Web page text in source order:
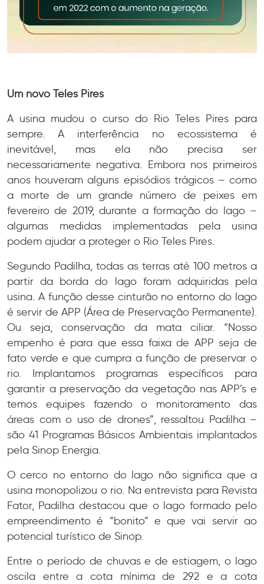
Um novo Teles Pires
A usina mudou o curso do Rio Teles Pires para
sempre. A interferência no ecossistema é
inevitável, mas ela não precisa ser
necessariamente negativa. Embora nos primeiros
anos houveram alguns episódios trágicos – como
a morte de um grande número de peixes em
fevereiro de 2019, durante a formação do lago –
algumas medidas implementadas pela usina
podem ajudar a proteger o Rio Teles Pires.
Segundo Padilha, todas as terras até 100 metros a
partir da borda do lago foram adquiridas pela
usina. A função desse cinturão no entorno do lago
é servir de APP (Área de Preservação Permanente).
Ou seja, conservação da mata ciliar. “Nosso
empenho é para que essa faixa de APP seja de
fato verde e que cumpra a função de preservar o
rio. Implantamos programas específicos para
garantir a preservação da vegetação nas APP’s e
temos equipes fazendo o monitoramento das
áreas com o uso de drones”, ressaltou Padilha –
são 41 Programas Básicos Ambientais implantados
pela Sinop Energia.
O cerco no entorno do lago não significa que a
usina monopolizou o rio. Na entrevista para Revista
Fator, Padilha destacou que o lago formado pelo
empreendimento é “bonito” e que vai servir ao
potencial turístico de Sinop.
Entre o período de chuvas e de estiagem, o lago
oscila entre a cota mínima de 292 e a cota